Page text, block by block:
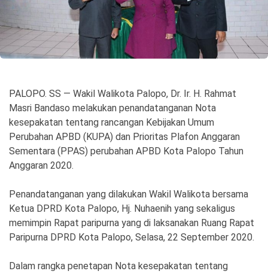
PALOPO. SS — Wakil Walikota Palopo, Dr. Ir. H. Rahmat
Masri Bandaso melakukan penandatanganan Nota
kesepakatan tentang rancangan Kebijakan Umum
Perubahan APBD (KUPA) dan Prioritas Plafon Anggaran
Sementara (PPAS) perubahan APBD Kota Palopo Tahun
Anggaran 2020.
Penandatanganan yang dilakukan Wakil Walikota bersama
Ketua DPRD Kota Palopo, Hj. Nuhaenih yang sekaligus
memimpin Rapat paripurna yang di laksanakan Ruang Rapat
Paripurna DPRD Kota Palopo, Selasa, 22 September 2020.
Dalam rangka penetapan Nota kesepakatan tentang